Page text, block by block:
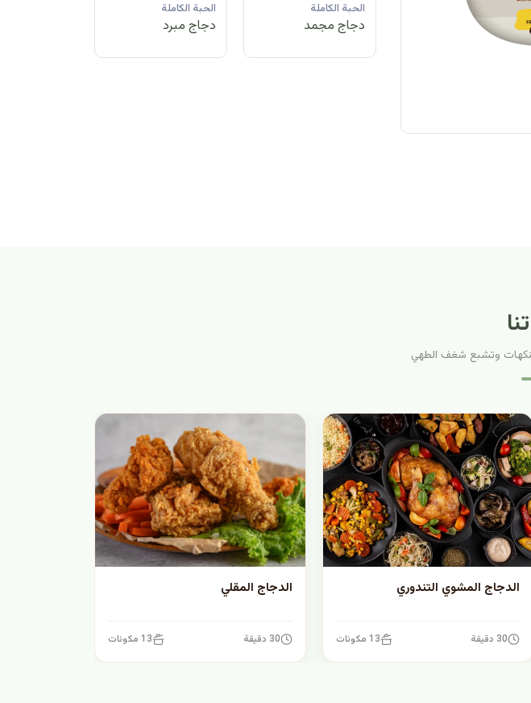
الحبة الكاملة
دجاج مجمد
الحبة الكاملة
دجاج مبرد
الحبة الكاملة
دجاج مجمد
وتشبع شغف الطهي
الدجاج المشوي التندوري
30 دقيقة 13 مكونات
الدجاج المقلي
30 دقيقة 13 مكونات